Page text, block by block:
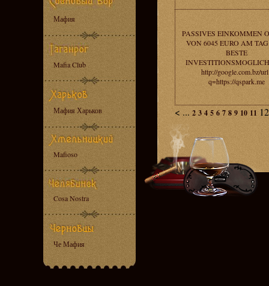
Мафия
Mafia Club
Мафия Харьков
Mafioso
Cosa Nostra
Че Мафия
PASSIVES EINKOMMEN
VON 6045 EURO AM
BESTE
http://google.com.bz/
q=https://qspark.me
< ...2 3 4 5 6 7 8 9 10 11